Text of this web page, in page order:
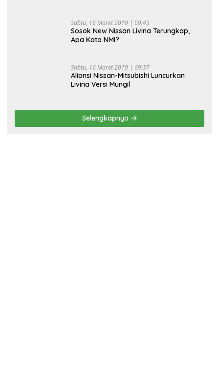
Sabtu, 16 Maret 2019 | 09:43
Sosok New Nissan Livina Terungkap,
Apa Kata NMI?
Sabtu, 16 Maret 2019 | 09:37
Aliansi Nissan-Mitsubishi Luncurkan
Livina Versi Mungil
Selengkapnya